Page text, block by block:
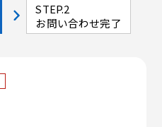
STEP.2
お問い合わせ完了